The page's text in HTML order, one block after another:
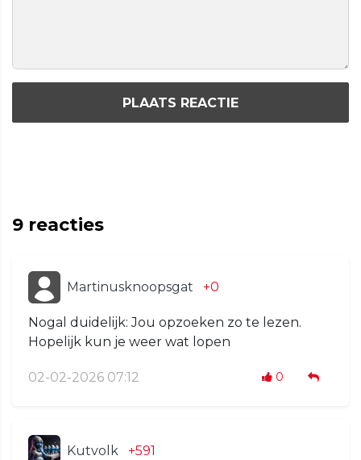
PLAATS REACTIE
9 reacties
Martinusknoopsgat +0
Nogal duidelijk: Jou opzoeken zo te lezen.
Hopelijk kun je weer wat lopen
02-02-2026 07:12 0
Kutvolk +591